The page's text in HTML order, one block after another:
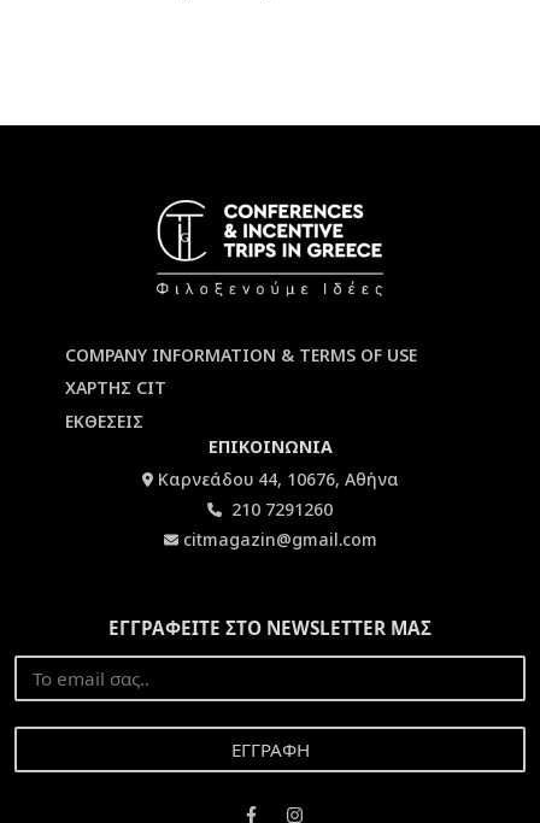
COMPANY INFORMATION & TERMS OF USE
ΧΑΡΤΗΣ CIT
ΕΚΘΕΣΕΙΣ
ΕΠΙΚΟΙΝΩΝΙΑ
Καρνεάδου 44, 10676, Αθήνα
210 7291260
citmagazin@gmail.com
ΕΓΓΡΑΦΕΙΤΕ ΣΤΟ NEWSLETTER ΜΑΣ